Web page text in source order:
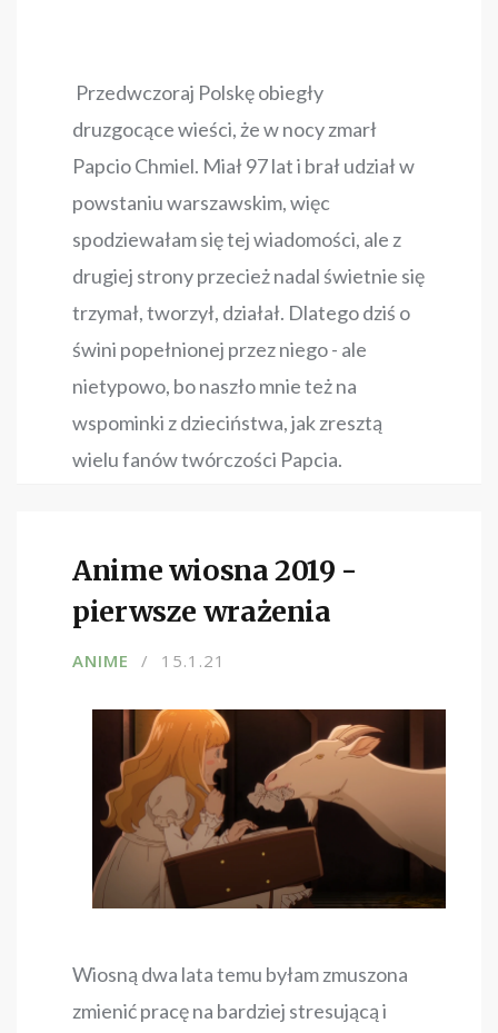
Przedwczoraj Polskę obiegły
druzgocące wieści, że w nocy zmarł
Papcio Chmiel. Miał 97 lat i brał udział w
powstaniu warszawskim, więc
spodziewałam się tej wiadomości, ale z
drugiej strony przecież nadal świetnie się
trzymał, tworzył, działał. Dlatego dziś o
świni popełnionej przez niego - ale
nietypowo, bo naszło mnie też na
wspominki z dzieciństwa, jak zresztą
wielu fanów twórczości Papcia.
Anime wiosna 2019 -
pierwsze wrażenia
ANIME 15.1.21
Wiosną dwa lata temu byłam zmuszona
zmienić pracę na bardziej stresującą i